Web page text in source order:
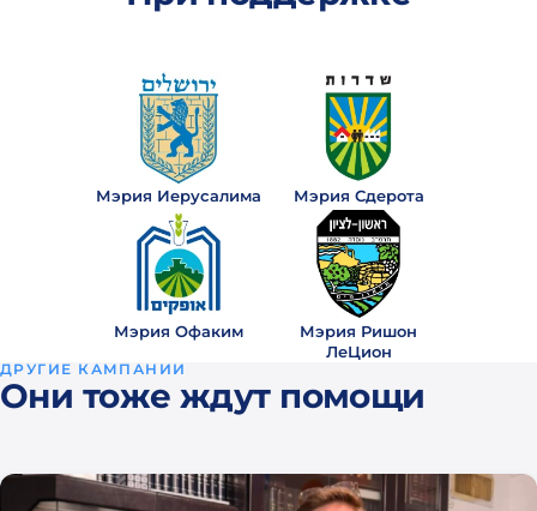
Мэрия Иерусалима Мэрия Сдерота
Мэрия Офаким
Мэрия Ришон
ЛеЦион
ДРУГИЕ КАМПАНИИ
Они тоже ждут помощи